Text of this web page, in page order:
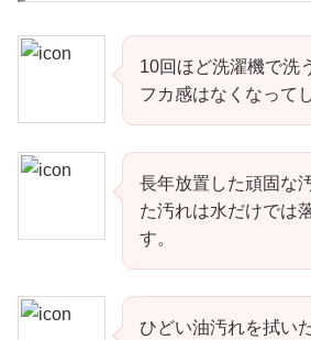
10回ほど洗濯機で洗
フカ感はなくなって
長年放置した頑固な
た汚れは水だけでは
す。
ひどい油汚れを拭い